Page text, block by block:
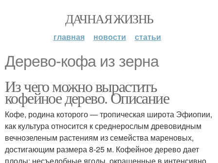
ДАЧНАЯ ЖИЗНЬ
главная новости статьи
Дерево-кофа из зерна
Из чего можно вырастить
кофейное дерево. Описание
Кофе, родина которого — тропическая широта Эфиопии,
как культура относится к среднерослым древовидным
вечнозеленым растениям из семейства мареновых,
достигающим размера 8-25 м. Кофейное дерево дает